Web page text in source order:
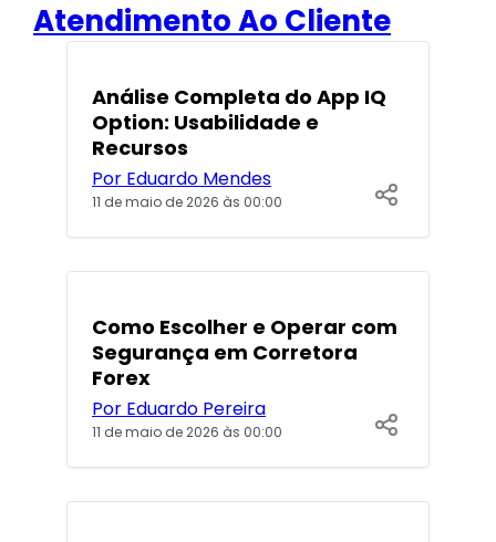
Atendimento Ao Cliente
POPULARES
Análise Completa do App IQ
Option: Usabilidade e
Recursos
Por Eduardo Mendes
11 de maio de 2026 às 00:00
POPULARES
Como Escolher e Operar com
Segurança em Corretora
Forex
Por Eduardo Pereira
11 de maio de 2026 às 00:00